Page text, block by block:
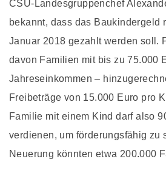
CSU-Landesgruppenchef
bekannt, dass das Baukindergeld
Januar 2018 gezahlt werden soll.
davon Familien mit bis zu 75.000
Jahreseinkommen –
Freibeträge von 15.000 Euro pro
Familie mit einem Kind darf also
verdienen, um förderungsfähig zu
Neuerung könnten etwa 200.000